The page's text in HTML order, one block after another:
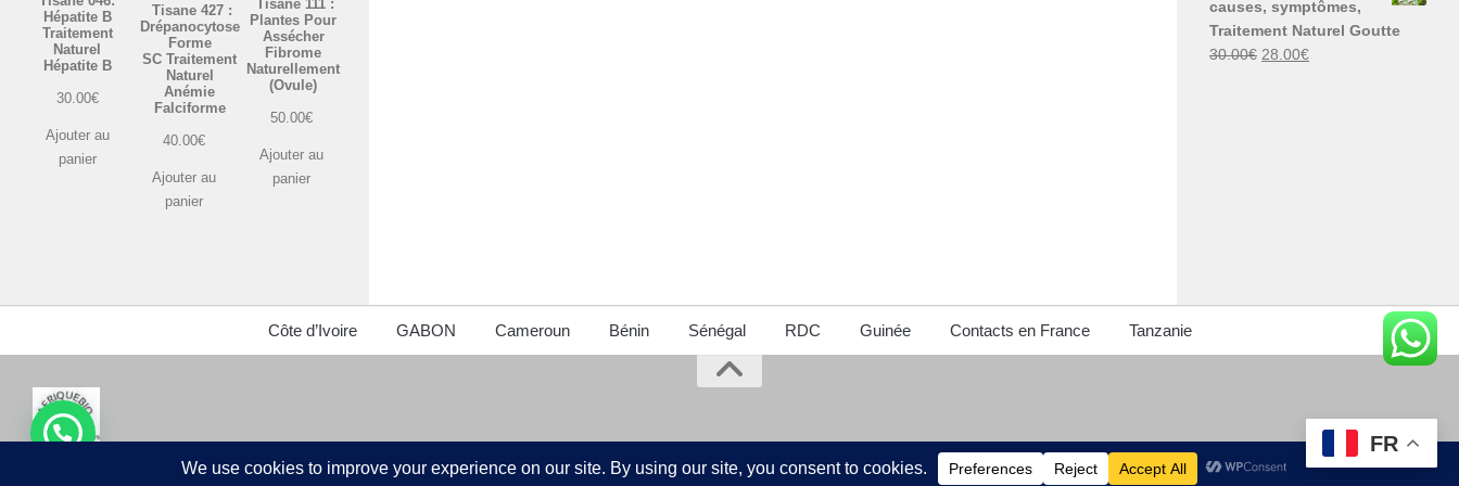
Hépatite B
Traitement
Naturel
Hépatite B
30.00€
Ajouter au
panier
Tisane 427 :
Drépanocytose
Forme
SC Traitement
Naturel
Anémie
Falciforme
40.00€
Ajouter au
panier
Tisane 111 :
Plantes Pour
Assécher
Fibrome
Naturellement
(Ovule)
50.00€
Ajouter au
panier
30.00€.
causes, symptômes,
Traitement Naturel Goutte
30.00€ Le
28.00€Le
Côte d’Ivoire GABON Cameroun Bénin Sénégal RDC Guinée Contacts en France Tanzanie
FR